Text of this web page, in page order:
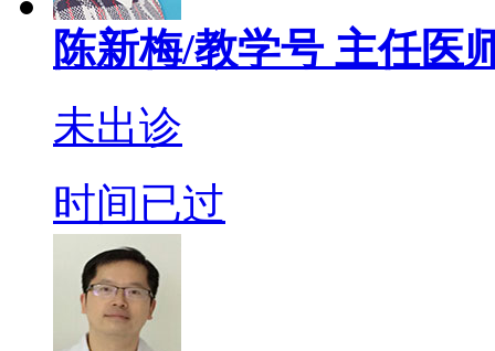
陈新梅/教学号 主任医
未出诊
时间已过